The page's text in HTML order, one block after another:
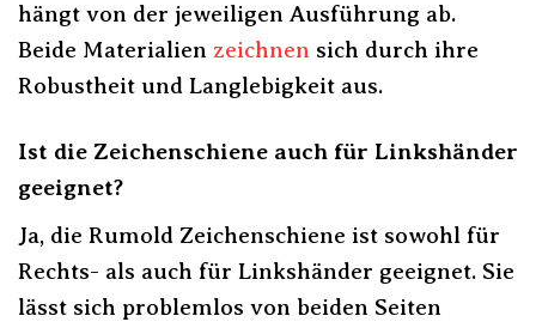
hängt von der jeweiligen Ausführung ab.
Beide Materialien zeichnen sich durch ihre
Robustheit und Langlebigkeit aus.
Ist die Zeichenschiene auch für Linkshänder
geeignet?
Ja, die Rumold Zeichenschiene ist sowohl für
Rechts- als auch für Linkshänder geeignet. Sie
lässt sich problemlos von beiden Seiten